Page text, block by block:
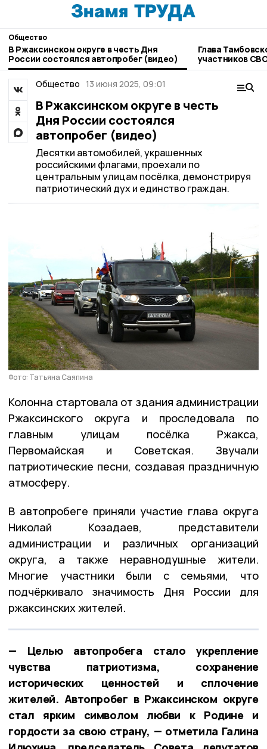
Общество
В Ржаксинском округе в честь Дня
России состоялся автопробег (видео)
Глава
участников
Общество 13 июня 2025, 09:01
В Ржаксинском округе в честь
Дня России состоялся
автопробег (видео)
Десятки автомобилей, украшенных
российскими флагами, проехали по
центральным улицам посёлка, демонстрируя
патриотический дух и единство граждан.
Фото: Татьяна Саяпина
Колонна стартовала от здания администрации
Ржаксинского округа и проследовала по
главным улицам посёлка Ржакса,
Первомайская и Советская. Звучали
патриотические песни, создавая праздничную
атмосферу.
В автопробеге приняли участие глава округа
Николай Козадаев, представители
администрации и различных организаций
округа, а также неравнодушные жители.
Многие участники были с семьями, что
подчёркивало значимость Дня России для
ржаксинских жителей.
— Целью автопробега стало укрепление
чувства патриотизма, сохранение
исторических ценностей и сплочение
жителей. Автопробег в Ржаксинском округе
стал ярким символом любви к Родине и
гордости за свою страну, — отметила Галина